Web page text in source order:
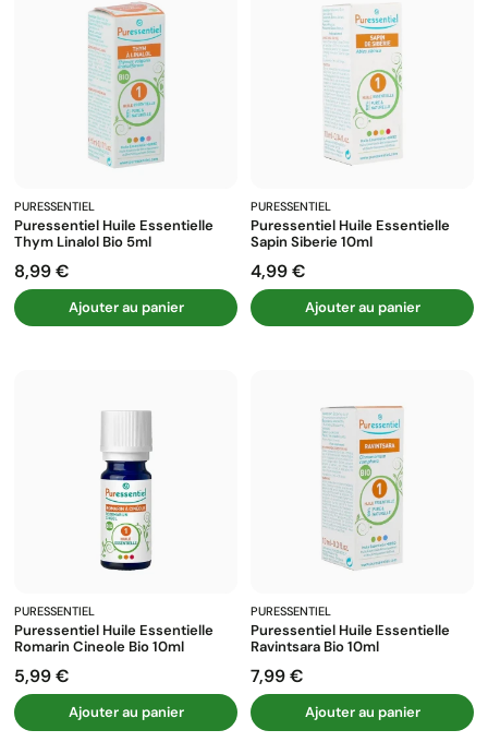
PURESSENTIEL
Puressentiel Huile Essentielle
Thym Linalol Bio 5ml
Prix
8,99 €
Ajouter au panier
PURESSENTIEL
Puressentiel Huile Essentielle
Sapin Siberie 10ml
Prix
4,99 €
Ajouter au panier
PURESSENTIEL
Puressentiel Huile Essentielle
Romarin Cineole Bio 10ml
Prix
5,99 €
Ajouter au panier
PURESSENTIEL
Puressentiel Huile Essentielle
Ravintsara Bio 10ml
Prix
7,99 €
Ajouter au panier